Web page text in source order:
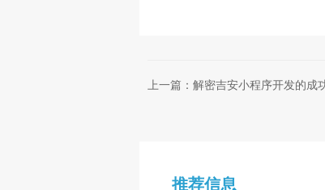
上一篇：解密吉安小程序开发的成
推荐信息